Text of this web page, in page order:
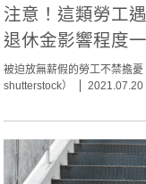
注意！這類勞工
退休金影響程度
被迫放無薪假的勞工不禁擔
shutterstock）
2021.07.20